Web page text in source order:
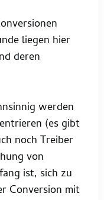
liegen hier
deren
werden
(es gibt
noch Treiber
von
ist, sich zu
Conversion mit